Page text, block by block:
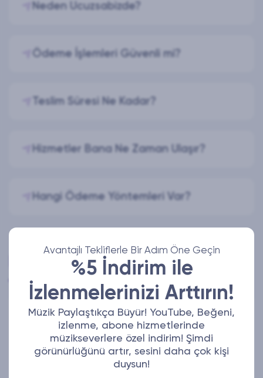
Avantajlı Tekliflerle Bir Adım Öne Geçin
%5 İndirim ile
İzlenmelerinizi Arttırın!
Müzik Paylaştıkça Büyür! YouTube, Beğeni,
izlenme, abone hizmetlerinde
müzikseverlere özel indirim! Şimdi
görünürlüğünü artır, sesini daha çok kişi
duysun!
Neden Ucuzsabizde?
Ödeme İşlemleri Güvenli mi?
Teslim Süresi Ne Kadar?
Hizmetler Bana Ne Zaman Ulaşır?
Hangi Ödeme Yöntemleri Var?
Yorum Yap
Adınız Soyadınız